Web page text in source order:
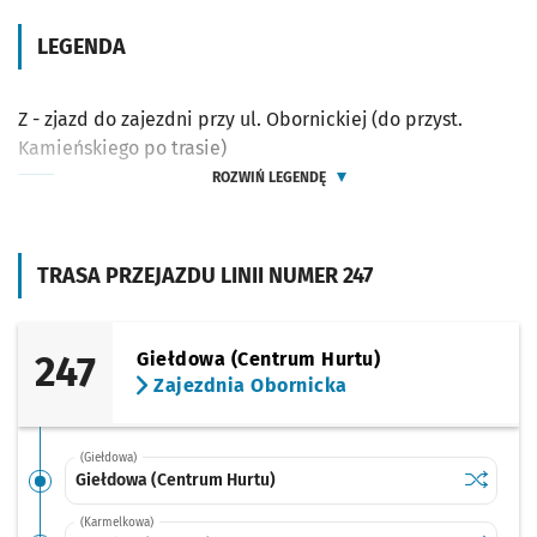
TRASA PRZEJAZDU LINII NUMER 247
247
Giełdowa (Centrum Hurtu)
Zajezdnia Obornicka
(Giełdowa)
Giełdowa (Centrum Hurtu) Sprawdź
(Karmelkowa)
LEGENDA
Z - zjazd do zajezdni przy ul. Obornickiej (do przyst.
Kamieńskiego po trasie)
ROZWIŃ LEGENDĘ